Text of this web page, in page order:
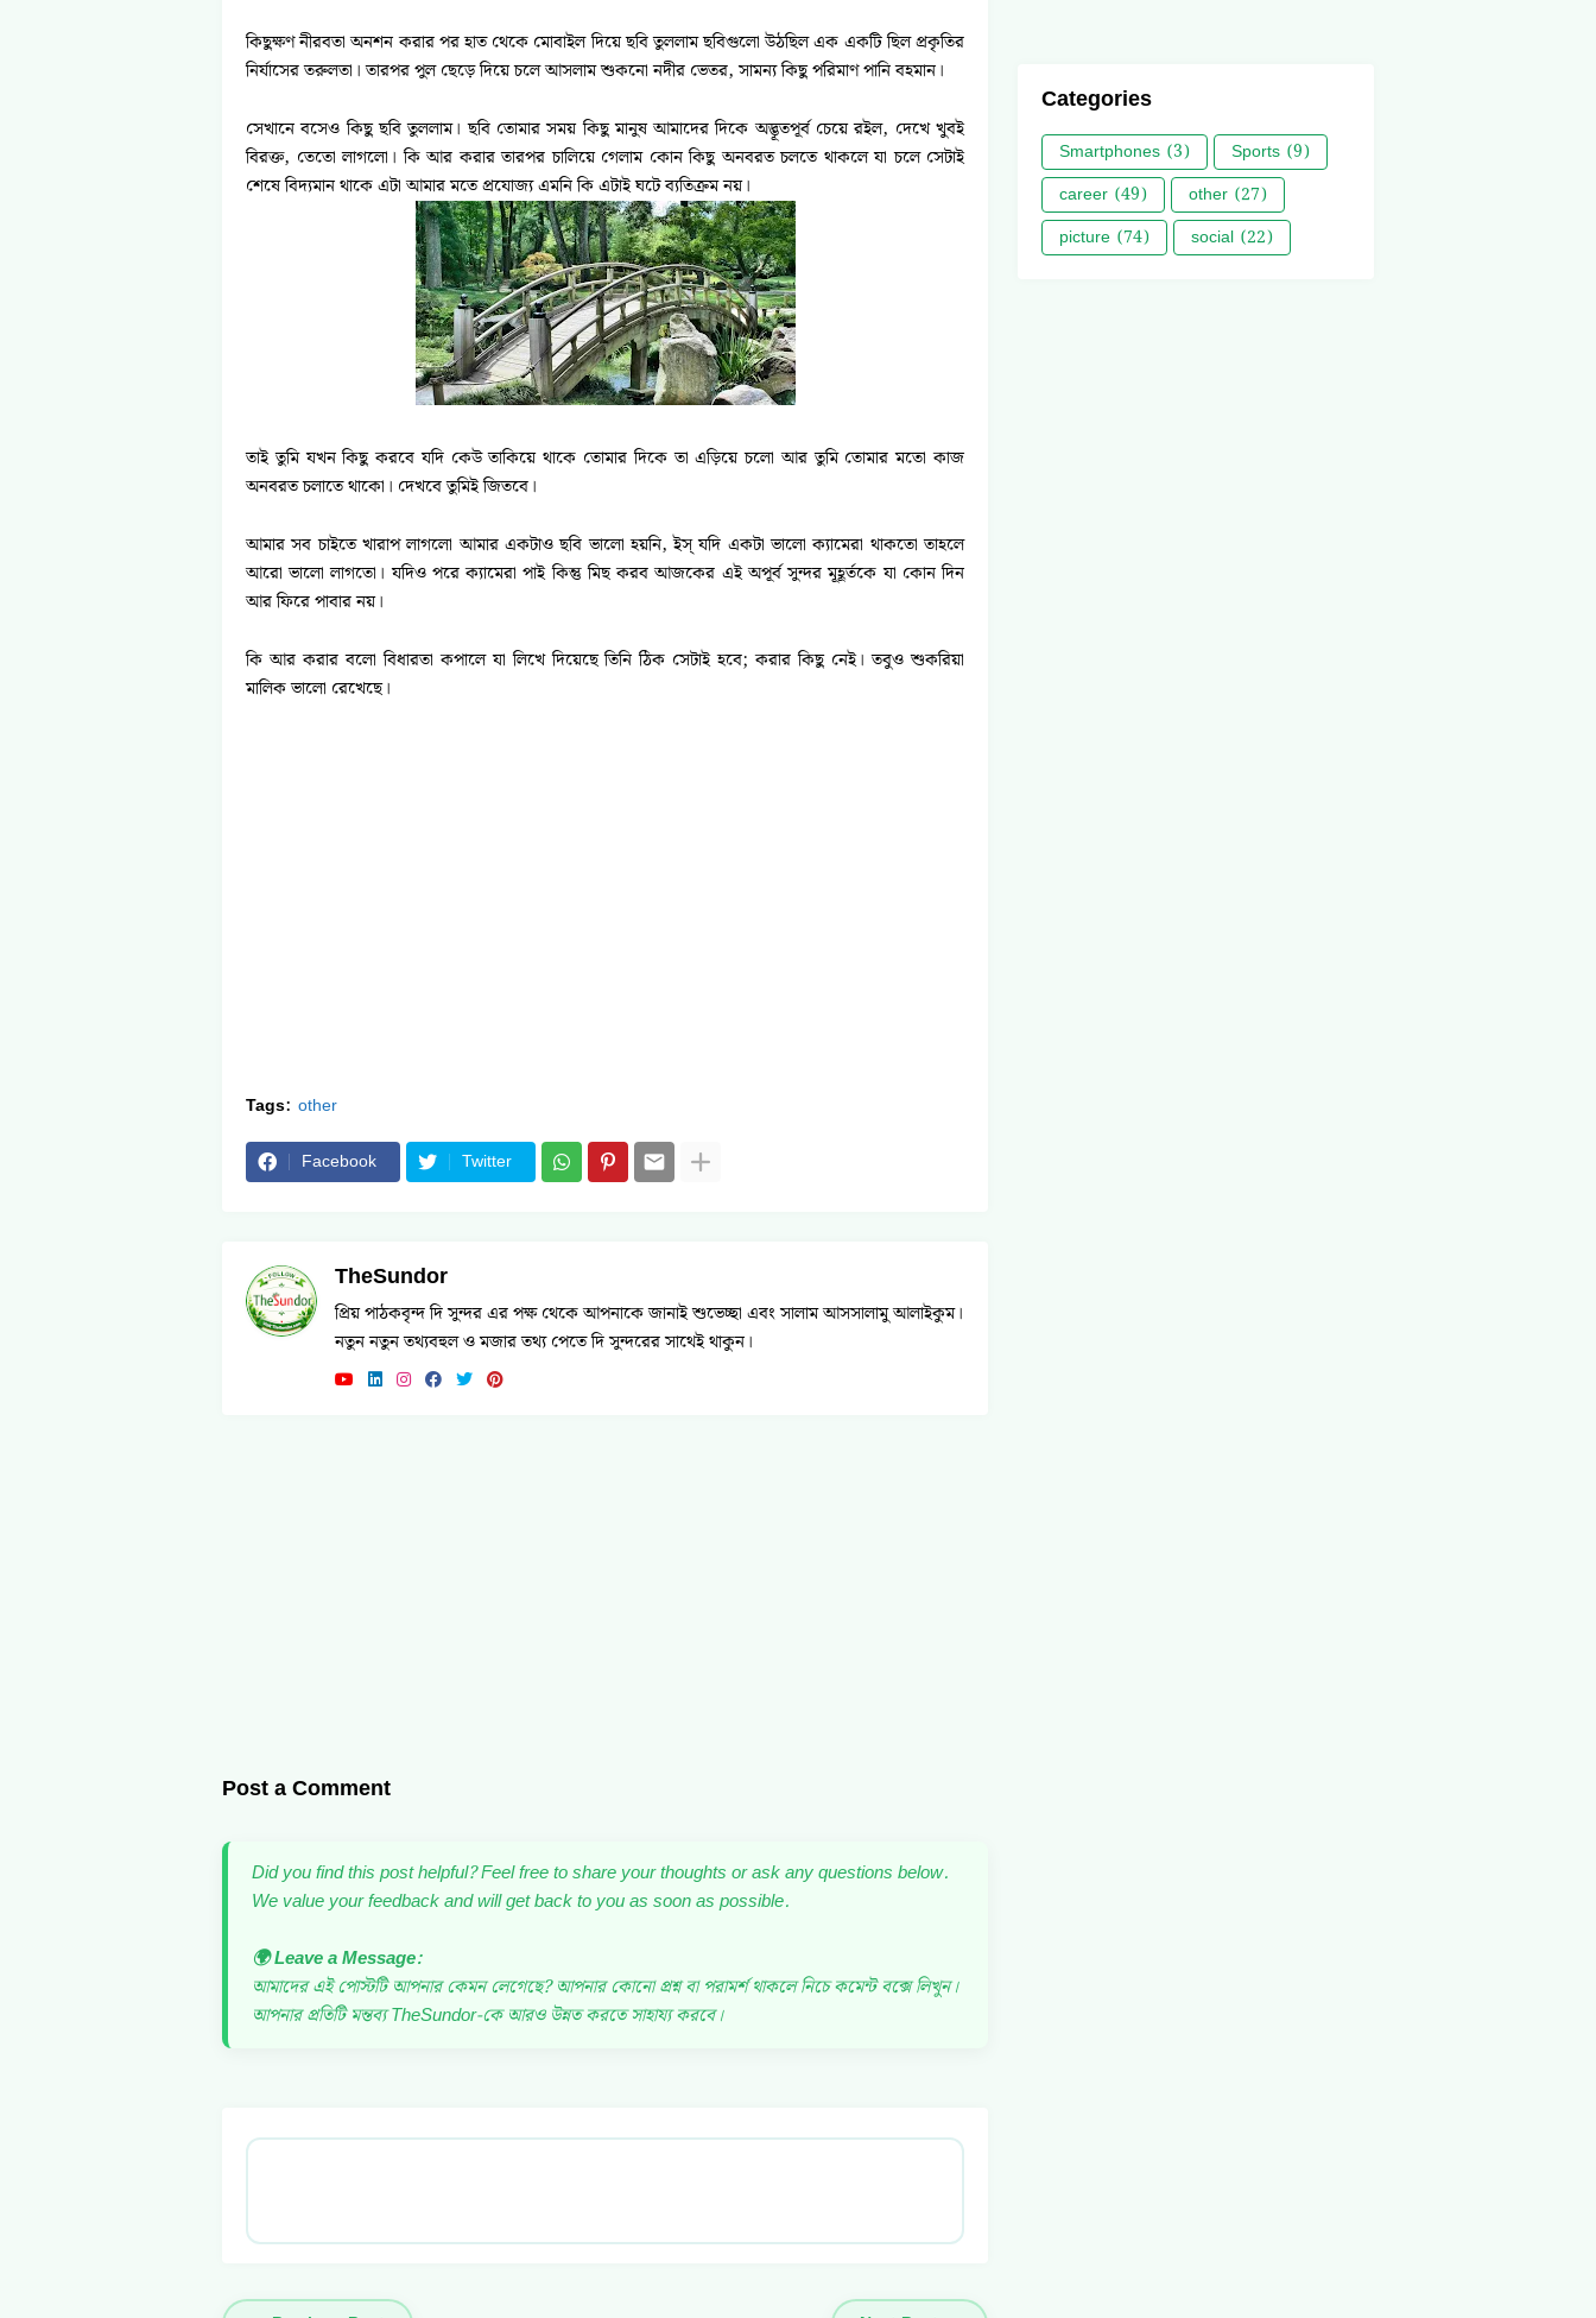
কিছুক্ষণ নীরবতা অনশন করার পর হাত থেকে মোবাইল দিয়ে ছবি তুললাম ছবিগুলো উঠছিল এক একটি ছিল প্রকৃতির
নির্যাসের তরুলতা। তারপর পুল ছেড়ে দিয়ে চলে আসলাম শুকনো নদীর ভেতর, সামন্য কিছু পরিমাণ পানি বহমান।
সেখানে বসেও কিছু ছবি তুললাম। ছবি তোমার সময় কিছু মানুষ আমাদের দিকে অদ্ভূতপূর্ব চেয়ে রইল, দেখে খুবই
বিরক্ত, তেতো লাগলো। কি আর করার তারপর চালিয়ে গেলাম কোন কিছু অনবরত চলতে থাকলে যা চলে সেটাই
শেষে বিদ্যমান থাকে এটা আমার মতে প্রযোজ্য এমনি কি এটাই ঘটে ব্যতিক্রম নয়।
তাই তুমি যখন কিছু করবে যদি কেউ তাকিয়ে থাকে তোমার দিকে তা এড়িয়ে চলো আর তুমি তোমার মতো কাজ
অনবরত চলাতে থাকো। দেখবে তুমিই জিতবে।
আমার সব চাইতে খারাপ লাগলো আমার একটাও ছবি ভালো হয়নি, ইস্ যদি একটা ভালো ক্যামেরা থাকতো তাহলে
আরো ভালো লাগতো। যদিও পরে ক্যামেরা পাই কিন্তু মিছ করব আজকের এই অপূর্ব সুন্দর মূহূর্তকে যা কোন দিন
আর ফিরে পাবার নয়।
কি আর করার বলো বিধারতা কপালে যা লিখে দিয়েছে তিনি ঠিক সেটাই হবে; করার কিছু নেই। তবুও শুকরিয়া
মালিক ভালো রেখেছে।
Tags: other
Facebook Twitter
TheSundor
প্রিয় পাঠকবৃন্দ দি সুন্দর এর পক্ষ থেকে আপনাকে জানাই শুভেচ্ছা এবং সালাম আসসালামু আলাইকুম।
নতুন নতুন তথ্যবহুল ও মজার তথ্য পেতে দি সুন্দরের সাথেই থাকুন।
Post a Comment
Did you find this post helpful? Feel free to share your thoughts or ask any questions below.
We value your feedback and will get back to you as soon as possible.
🌍 Leave a Message:
আমাদের এই পোস্টটি আপনার কেমন লেগেছে? আপনার কোনো প্রশ্ন বা পরামর্শ থাকলে নিচে কমেন্ট বক্সে লিখুন।
আপনার প্রতিটি মন্তব্য TheSundor-কে আরও উন্নত করতে সাহায্য করবে।
Categories
Smartphones (3) Sports (9)
career (49) other (27)
picture (74) social (22)